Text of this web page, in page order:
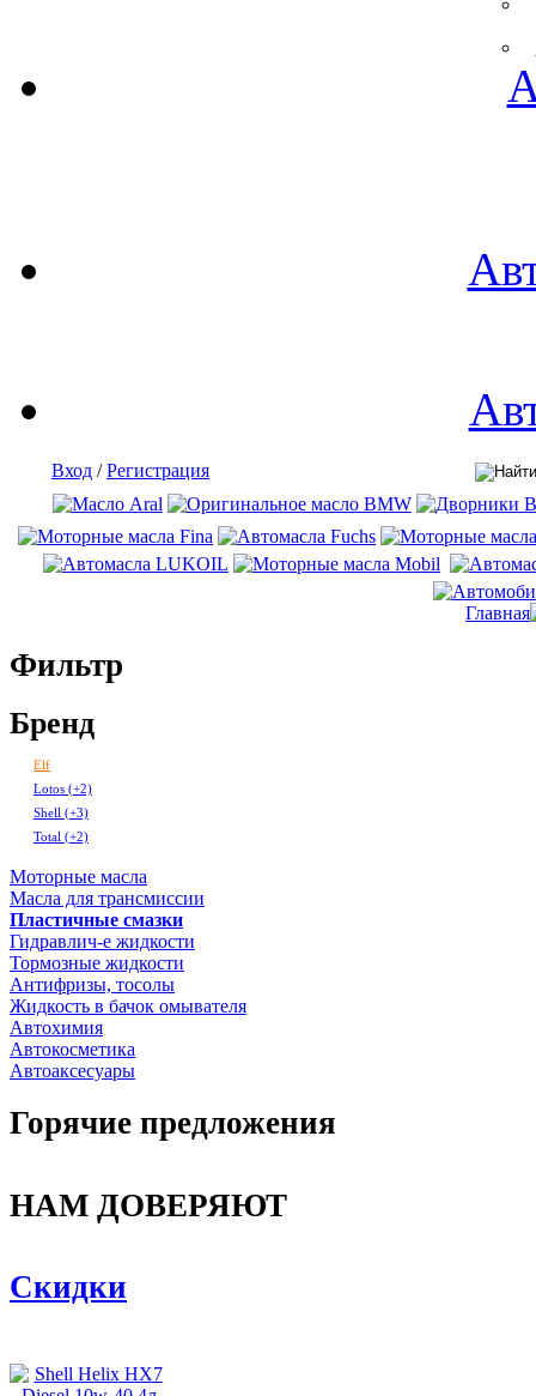
Вход /Регистрация
Главная
Фильтр
Бренд
Elf
Lotos (+2)
Shell (+3)
Total (+2)
Моторные масла
Масла для трансмиссии
Пластичные смазки
Гидравлич-е жидкости
Тормозные жидкости
Антифризы, тосолы
Жидкость в бачок омывателя
Автохимия
Автокосметика
Автоаксесуары
Горячие предложения
НАМ ДОВЕРЯЮТ
Скидки